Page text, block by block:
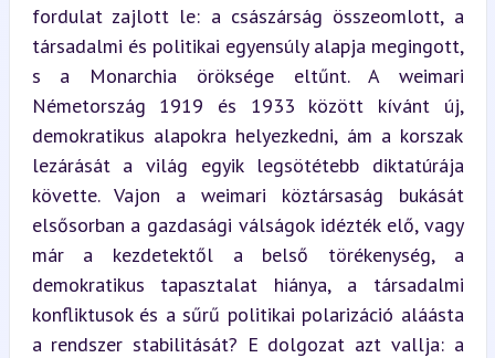
fordulat zajlott le: a császárság összeomlott, a
társadalmi és politikai egyensúly alapja megingott,
s a Monarchia öröksége eltűnt. A weimari
Németország 1919 és 1933 között kívánt új,
demokratikus alapokra helyezkedni, ám a korszak
lezárását a világ egyik legsötétebb diktatúrája
követte. Vajon a weimari köztársaság bukását
elsősorban a gazdasági válságok idézték elő, vagy
már a kezdetektől a belső törékenység, a
demokratikus tapasztalat hiánya, a társadalmi
konfliktusok és a sűrű politikai polarizáció aláásta
a rendszer stabilitását? E dolgozat azt vallja: a